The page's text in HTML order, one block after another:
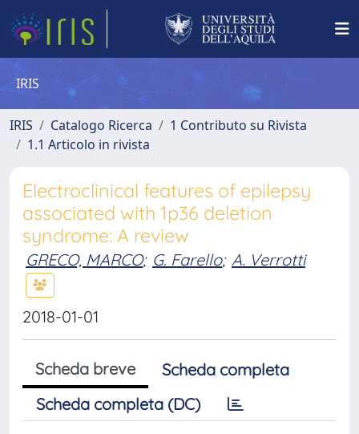
IRIS
IRIS Catalogo Ricerca
1 Contributo su Rivista
1.1 Articolo in rivista
Electroclinical features of epilepsy
associated with 1p36 deletion
syndrome: A review
GRECO, MARCO; G. Farello; A. Verrotti
2018-01-01
Scheda breve
Scheda completa
Scheda completa (DC)